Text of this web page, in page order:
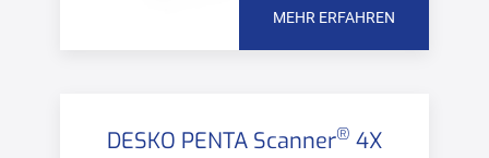
MEHR ERFAHREN
DESKO PENTA Scanner® 4X